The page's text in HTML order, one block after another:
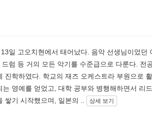
일 고오치현에서 태어났다. 음악 선생님이었
드럼 등 거의 모든 악기를 수준급으로 다룬다.
진학하였다. 학교의 재즈 오케스트라 부원으로
는 영예를 얻었고, 대학 공부와 병행해하면서 리
쌓기 시작했으며, 일본의 ..
상세 보기